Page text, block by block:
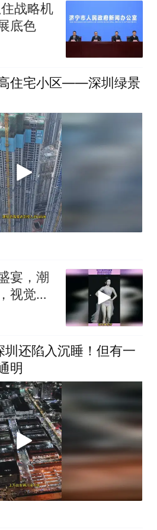
战略机
底色
住宅小区——深圳绿景
宴，潮
视觉冲
还陷入沉睡！但有一
明